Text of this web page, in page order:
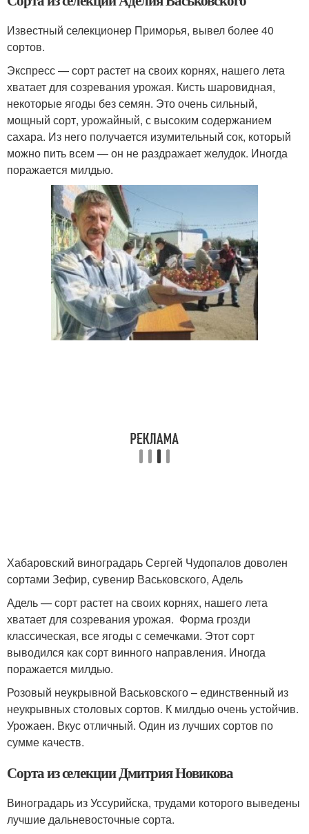
Известный селекционер Приморья, вывел более 40
сортов.
Экспресс — сорт растет на своих корнях, нашего лета
хватает для созревания урожая. Кисть шаровидная,
некоторые ягоды без семян. Это очень сильный,
мощный сорт, урожайный, с высоким содержанием
сахара. Из него получается изумительный сок, который
можно пить всем — он не раздражает желудок. Иногда
поражается милдью.
Хабаровский виноградарь Сергей Чудопалов доволен
сортами Зефир, сувенир Васьковского, Адель
Адель — сорт растет на своих корнях, нашего лета
хватает для созревания урожая. Форма грозди
классическая, все ягоды с семечками. Этот сорт
выводился как сорт винного направления. Иногда
поражается милдью.
Розовый неукрывной Васьковского – единственный из
неукрывных столовых сортов. К милдью очень устойчив.
Урожаен. Вкус отличный. Один из лучших сортов по
сумме качеств.
Сорта из селекции Дмитрия Новикова
Виноградарь из Уссурийска, трудами которого выведены
лучшие дальневосточные сорта.